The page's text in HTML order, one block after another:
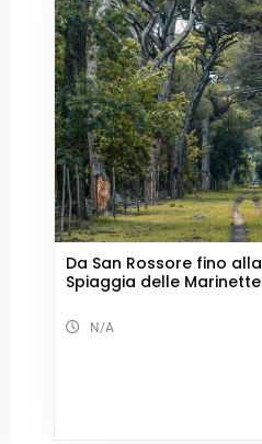
Da San Rossore fino alla
Spiaggia delle Marinette
N/A